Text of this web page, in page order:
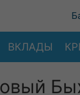
ВКЛАДЫ